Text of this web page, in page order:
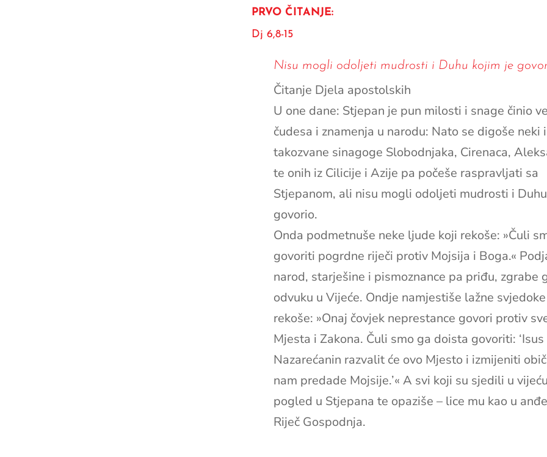
PRVO ČITANJE:
Dj 6,8-15
Nisu mogli odoljeti mudrosti i Duhu kojim je
Čitanje Djela apostolskih
U one dane: Stjepan je pun milosti i snage činio
čudesa i znamenja u narodu: Nato se digoše neki
takozvane sinagoge Slobodnjaka, Cirenaca,
te onih iz Cilicije i Azije pa počeše raspravljati sa
Stjepanom, ali nisu mogli odoljeti mudrosti i
govorio.
Onda podmetnuše neke ljude koji rekoše: »Čuli
govoriti pogrdne riječi protiv Mojsija i Boga.«
narod, starješine i pismoznance pa priđu, zgrabe
odvuku u Vijeće. Ondje namjestiše lažne
rekoše: »Onaj čovjek neprestance govori protiv
Mjesta i Zakona. Čuli smo ga doista govoriti: ‘Isus
Nazarećanin razvalit će ovo Mjesto i izmijeniti
nam predade Mojsije.’« A svi koji su sjedili u
pogled u Stjepana te opaziše – lice mu kao u
Riječ Gospodnja.